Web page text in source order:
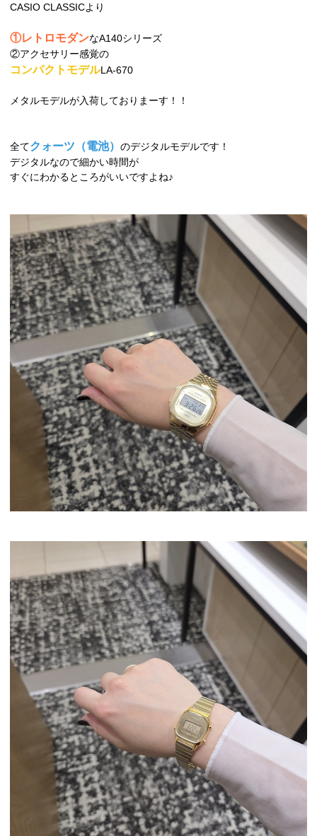
CASIO CLASSICより
①レトロモダンなA140シリーズ
②アクセサリー感覚の
コンパクトモデルLA-670
メタルモデルが入荷しておりまーす！！
全てクォーツ（電池） のデジタルモデルです！
デジタルなので細かい時間が
すぐにわかるところがいいですよね♪